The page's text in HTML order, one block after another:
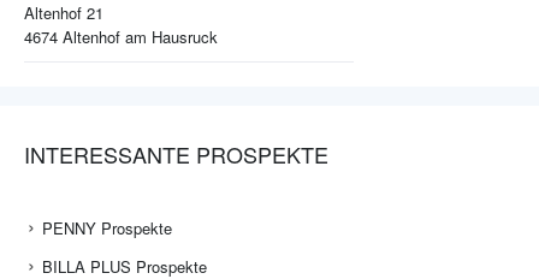
Altenhof 21
4674 Altenhof am Hausruck
INTERESSANTE PROSPEKTE
PENNY Prospekte
BILLA PLUS Prospekte